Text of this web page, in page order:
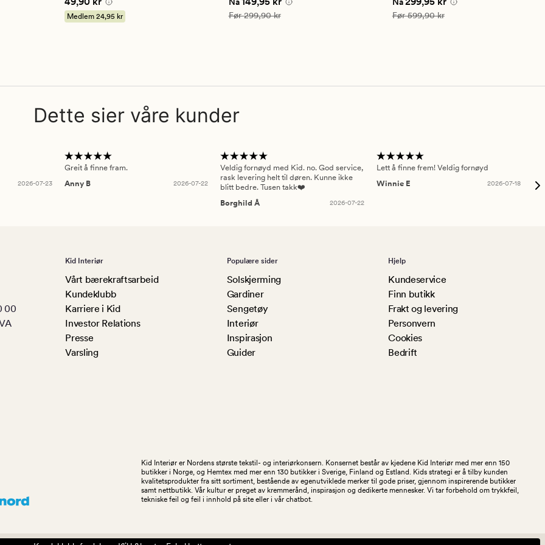
Medlem24,95 kr
på
5
Vanlig pris 299,90 kr
Før299,90 kr
på
4.5
Vanlig pris 599,90 kr
Før599,90 kr
Dette sier våre kunder
2026-07-23
Greit å finne fram.
Anny B
2026-07-22
Veldig fornøyd med Kid. no. God service,
rask levering helt til døren. Kunne ikke
blitt bedre. Tusen takk❤️
Borghild Å
2026-07-22
Lett å finne frem! Veldig fornøyd
Winnie E
2026-07-18
00
Kid Interiør
Vårt bærekraftsarbeid
Kundeklubb
Karriere i Kid
Investor Relations
Presse
Varsling
Populære sider
Solskjerming
Gardiner
Sengetøy
Interiør
Inspirasjon
Guider
Hjelp
Kundeservice
Finn butikk
Frakt og levering
Personvern
Cookies
Bedrift
Kid Interiør er Nordens største tekstil- og interiørkonsern. Konsernet består av kjedene Kid Interiør med mer enn 150
butikker i Norge, og Hemtex med mer enn 130 butikker i Sverige, Finland og Estland. Kids strategi er å tilby kunden
kvalitetsprodukter fra sitt sortiment, bestående av egenutviklede merker til gode priser, gjennom inspirerende butikker
samt nettbutikk. Vår kultur er preget av kremmerånd, inspirasjon og dedikerte mennesker. Vi tar forbehold om trykkfeil,
tekniske feil og feil i innhold på site eller i vår chatbot.